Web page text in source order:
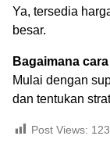
Ya, tersedia
besar.
Bagaimana
Mulai dengan
dan tentukan
Post Views: 123